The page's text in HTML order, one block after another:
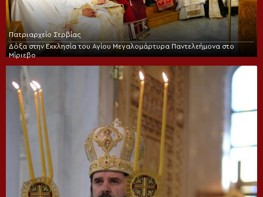
Πατριαρχείο Σερβίας
Δόξα στην Εκκλησία του Αγίου Μεγαλομάρτυρα Παντελεήμονα στο
Μίριεβο